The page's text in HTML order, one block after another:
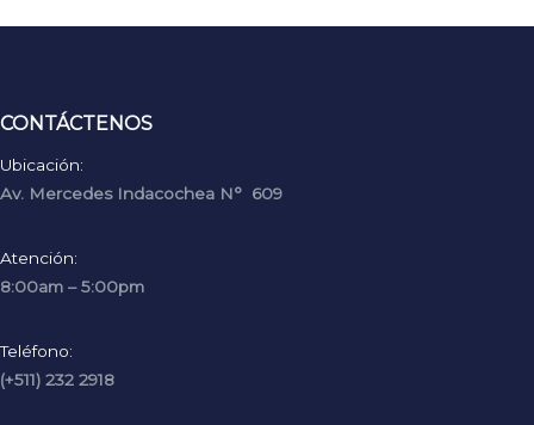
CONTÁCTENOS
Ubicación:
Av. Mercedes Indacochea N° 609
Atención:
8:00am – 5:00pm
Teléfono:
(+511) 232 2918